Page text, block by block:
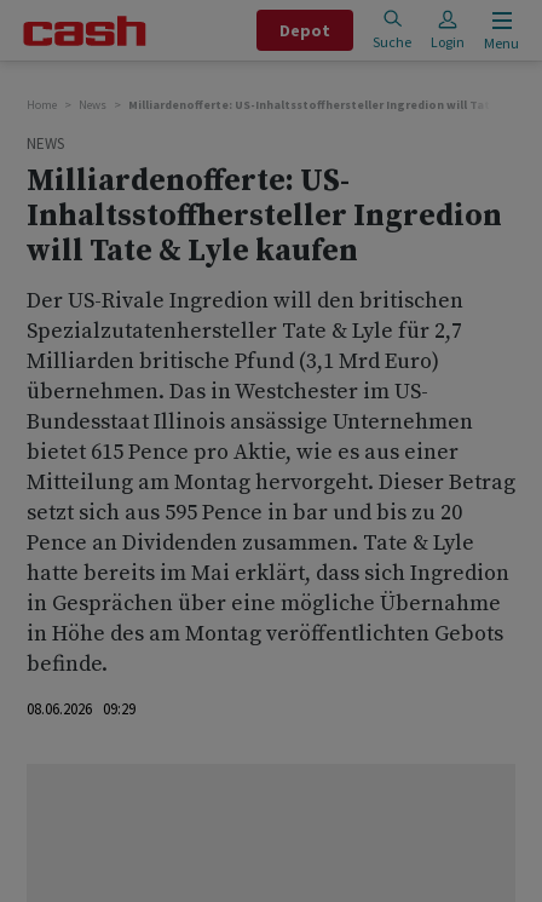
Depot
Suche Login Menu
Home News Milliardenofferte: US-Inhaltsstoffhersteller Ingredion will Tate & Lyle
NEWS
Milliardenofferte: US-
Inhaltsstoffhersteller Ingredion
will Tate & Lyle kaufen
Der US-Rivale Ingredion will den britischen
Spezialzutatenhersteller Tate & Lyle für 2,7
Milliarden britische Pfund (3,1 Mrd Euro)
übernehmen. Das in Westchester im US-
Bundesstaat Illinois ansässige Unternehmen
bietet 615 Pence pro Aktie, wie es aus einer
Mitteilung am Montag hervorgeht. Dieser Betrag
setzt sich aus 595 Pence in bar und bis zu 20
Pence an Dividenden zusammen. Tate & Lyle
hatte bereits im Mai erklärt, dass sich Ingredion
in Gesprächen über eine mögliche Übernahme
in Höhe des am Montag veröffentlichten Gebots
befinde.
08.06.2026 09:29